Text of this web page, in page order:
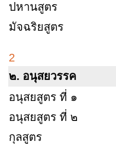
ปหานสูตร
มัจฉริยสูตร
2
๒. อนุสยวรรค
อนุสยสูตร ที่ ๑
อนุสยสูตร ที่ ๒
กุลสูตร